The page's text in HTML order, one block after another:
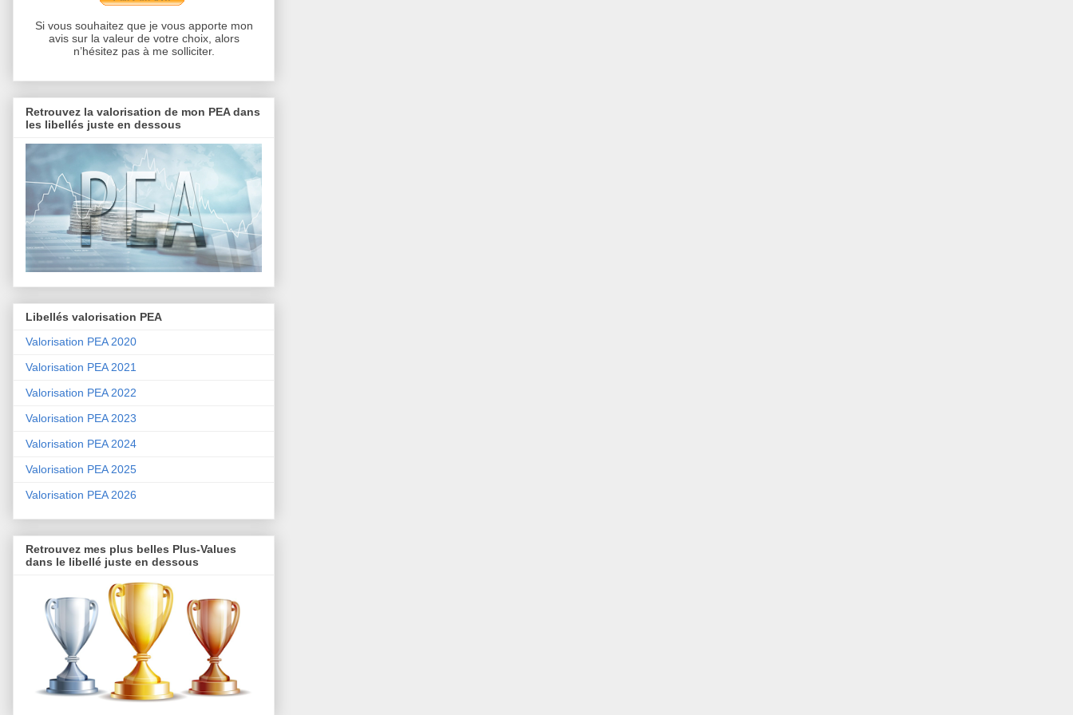
Si vous souhaitez que je vous apporte mon
avis sur la valeur de votre choix, alors
n’hésitez pas à me solliciter.
Retrouvez la valorisation de mon PEA dans
les libellés juste en dessous
Libellés valorisation PEA
Valorisation PEA 2020
Valorisation PEA 2021
Valorisation PEA 2022
Valorisation PEA 2023
Valorisation PEA 2024
Valorisation PEA 2025
Valorisation PEA 2026
Retrouvez mes plus belles Plus-Values
dans le libellé juste en dessous